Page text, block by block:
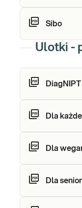
Sibo
Ulotki -
Dla
Dla
Dla